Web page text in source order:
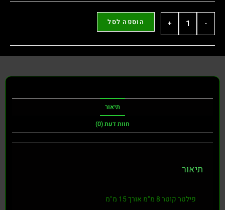
-
+ הוספה לסל
תיאור
חוות דעת (0)
תיאור
פילטר קוטר 8 מ"מ אורך 15 מ"מ